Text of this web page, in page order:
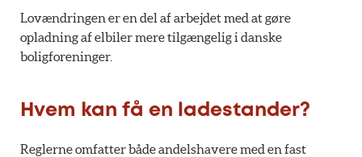
Lovændringen er en del af arbejdet med at gøre
opladning af elbiler mere tilgængelig i danske
boligforeninger.
Hvem kan få en ladestander?
Reglerne omfatter både andelshavere med en fast